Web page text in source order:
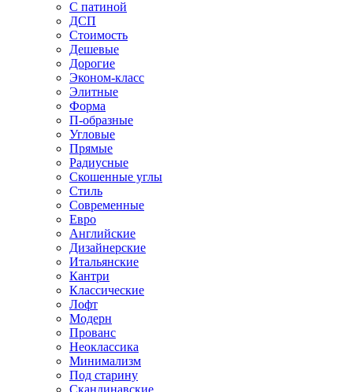
С патиной
ДСП
Стоимость
Дешевые
Дорогие
Эконом-класс
Элитные
Форма
П-образные
Угловые
Прямые
Радиусные
Скошенные углы
Стиль
Современные
Евро
Английские
Дизайнерские
Итальянские
Кантри
Классические
Лофт
Модерн
Прованс
Неоклассика
Минимализм
Под старину
Скандинавские